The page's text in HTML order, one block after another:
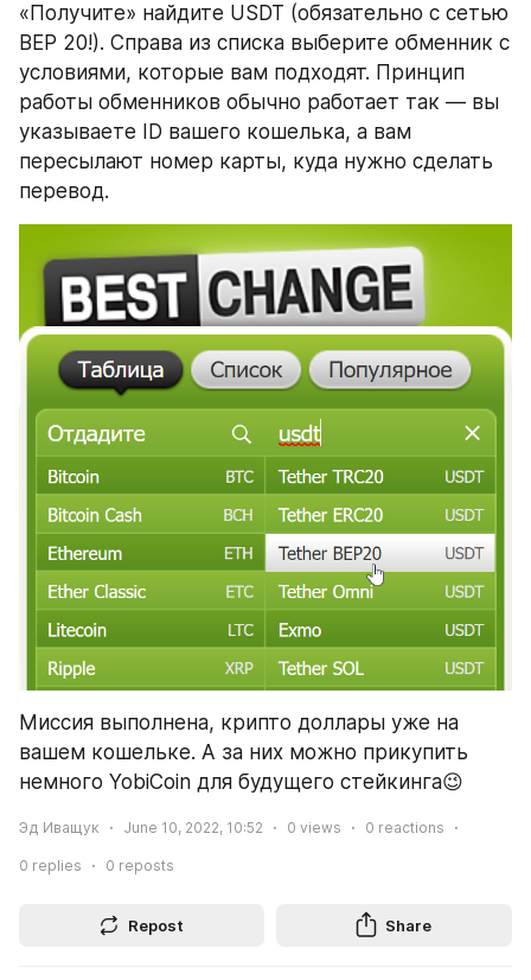
«Получите» найдите USDT (обязательно с сетью
BEP 20!). Справа из списка выберите обменник с
условиями, которые вам подходят. Принцип
работы обменников обычно работает так — вы
указываете ID вашего кошелька, а вам
пересылают номер карты, куда нужно сделать
перевод.
Миссия выполнена, крипто доллары уже на
вашем кошельке. А за них можно прикупить
немного YobiCoin для будущего стейкинга😉
Эд Иващук June 10, 2022, 10:52 0 views 0 reactions
0 replies 0 reposts
Repost Share